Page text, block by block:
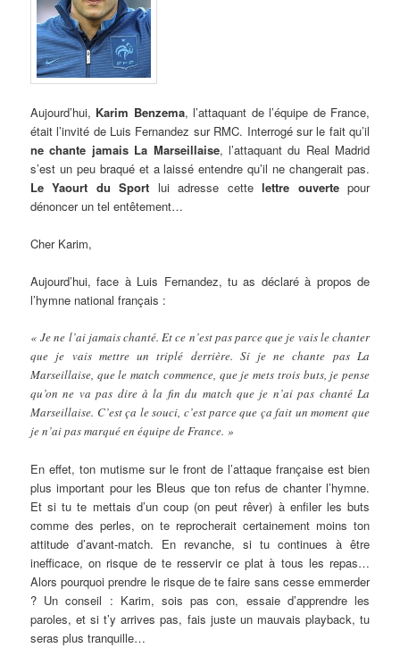
Aujourd’hui, Karim Benzema, l’attaquant de l’équipe de France,
était l’invité de Luis Fernandez sur RMC. Interrogé sur le fait qu’il
ne chante jamais La Marseillaise, l’attaquant du Real Madrid
s’est un peu braqué et a laissé entendre qu’il ne changerait pas.
Le Yaourt du Sport lui adresse cettelettre ouvertepour
dénoncer un tel entêtement…
Cher Karim,
Aujourd’hui, face à Luis Fernandez, tu as déclaré à propos de
l’hymne national français :
« Je ne l’ai jamais chanté. Et ce n’est pas parce que je vais le chanter
que je vais mettre un triplé derrière. Si je ne chante pas La
Marseillaise, que le match commence, que je mets trois buts, je pense
qu’on ne va pas dire à la fin du match que je n’ai pas chanté La
Marseillaise. C’est ça le souci, c’est parce que ça fait un moment que
je n’ai pas marqué en équipe de France. »
En effet, ton mutisme sur le front de l’attaque française est bien
plus important pour les Bleus que ton refus de chanter l’hymne.
Et si tu te mettais d’un coup (on peut rêver) à enfiler les buts
comme des perles, on te reprocherait certainement moins ton
attitude d’avant-match. En revanche, si tu continues à être
inefficace, on risque de te resservir ce plat à tous les repas…
Alors pourquoi prendre le risque de te faire sans cesse emmerder
? Un conseil : Karim, sois pas con, essaie d’apprendre les
paroles, et si t’y arrives pas, fais juste un mauvais playback, tu
seras plus tranquille…